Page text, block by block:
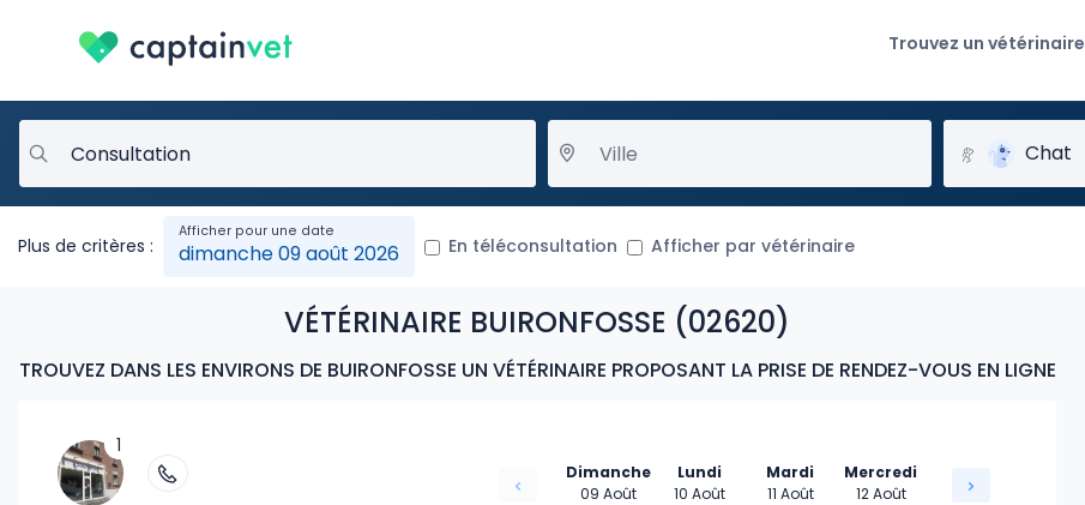
Trouvez un vétérinaire
Chat
Plus de critères : dimanche 09 août 2026 En téléconsultation Afficher par vétérinaire
VÉTÉRINAIRE BUIRONFOSSE (02620)
TROUVEZ DANS LES ENVIRONS DE BUIRONFOSSE UN VÉTÉRINAIRE PROPOSANT LA PRISE DE RENDEZ-VOUS EN LIGNE
1
Dimanche
09 Août
Lundi
10 Août
Mardi
11 Août
Mercredi
12 Août